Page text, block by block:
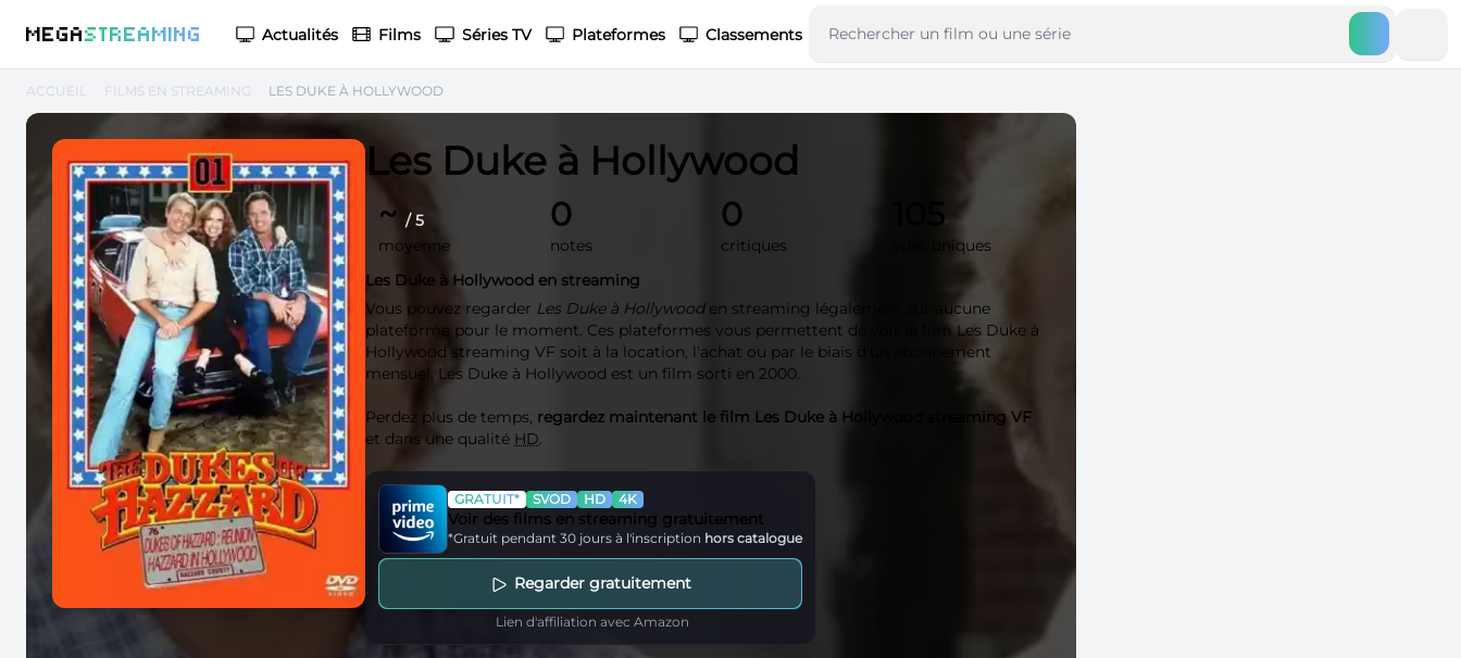
MEGASTREAMING Actualités Films Séries TV Plateformes Classements
ACCUEIL FILMS EN STREAMING LES DUKE À HOLLYWOOD
Les Duke à Hollywood
~ / 5
moyenne
0
notes
0
critiques
105
vues uniques
Les Duke à Hollywood en streaming
Vous pouvez regarder Les Duke à Hollywooden streaming légalement sur aucune
plateforme pour le moment. Ces plateformes vous permettent de voir le film Les Duke à
Hollywood streaming VF soit à la location, l'achat ou par le biais d'un abonnement
mensuel. Les Duke à Hollywood est un film sorti en 2000.
Perdez plus de temps, regardez maintenant le film Les Duke à Hollywood streaming VF
et dans une qualité HD.
GRATUIT* SVOD HD 4K
Voir des films en streaming gratuitement
*Gratuit pendant 30 jours à l'inscription hors catalogue
Regarder gratuitement
Lien d'affiliation avec Amazon